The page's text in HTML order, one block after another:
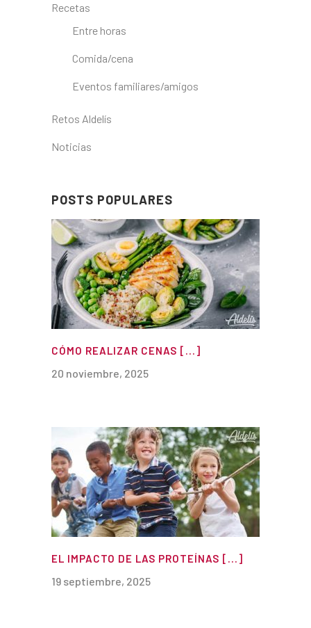
Recetas
Entre horas
Comida/cena
Eventos familiares/amigos
Retos Aldelís
Noticias
POSTS POPULARES
CÓMO REALIZAR CENAS [...]
20 noviembre, 2025
EL IMPACTO DE LAS PROTEÍNAS [...]
19 septiembre, 2025